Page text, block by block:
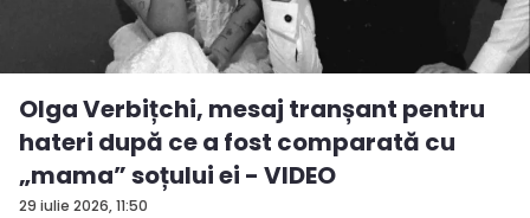
29 iulie 2026, 11:50
Olga Verbițchi, mesaj tranșant pentru
hateri după ce a fost comparată cu
„mama” soțului ei - VIDEO